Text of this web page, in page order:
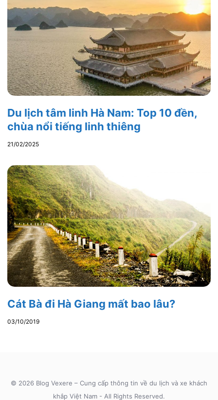
Du lịch tâm linh Hà Nam: Top 10 đền,
chùa nổi tiếng linh thiêng
21/02/2025
Cát Bà đi Hà Giang mất bao lâu?
03/10/2019
© 2026 Blog Vexere – Cung cấp thông tin về du lịch và xe khách
khắp Việt Nam - All Rights Reserved.